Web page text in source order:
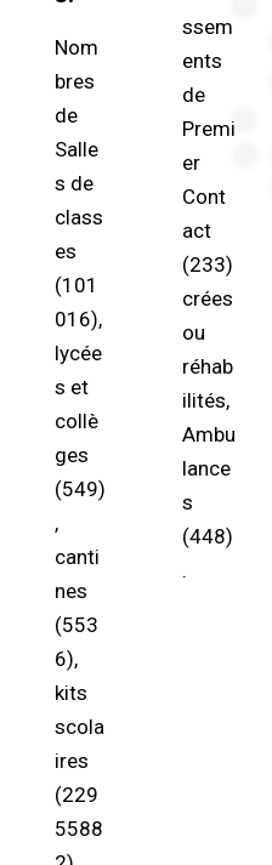
Nom
bres
de
Salle
s de
class
es
(101
016),
lycée
s et
collè
ges
(549)
,
canti
nes
(553
6),
kits
scola
ires
(229
5588
ssem
ents
de
Premi
er
Cont
act
(233)
crées
ou
réhab
ilités,
Ambu
lance
s
(448)
.